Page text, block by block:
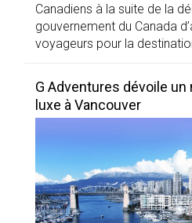
Canadiens à la suite de la
gouvernement du Canada
voyageurs pour la
G Adventures dévoile
luxe à Vancouver